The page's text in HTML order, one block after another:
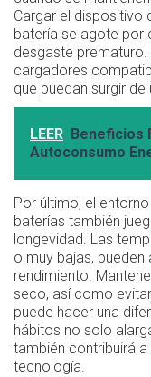
Cargar el dispositivo
batería se agote por
desgaste
cargadores
que puedan surgir
LEER Beneficios
Autoconsumo
Por último, el
baterías también
longevidad. Las
o muy bajas,
rendimiento.
seco, así como
puede hacer una
hábitos no solo
también contribuirá
tecnología.